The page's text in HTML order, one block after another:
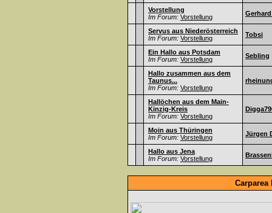
Vorstellung
Im Forum: Vorstellung Gerhard
Servus aus Niederösterreich
Im Forum: Vorstellung Tobsi
Ein Hallo aus Potsdam
Im Forum: Vorstellung Sebling
Hallo zusammen aus dem
Taunus...
Im Forum: Vorstellung
Hallöchen aus dem Main-
Kinzig-Kreis
Im Forum: Vorstellung
Moin aus Thüringen
Im Forum: Vorstellung Jürgen
Hallo aus Jena
Im Forum: Vorstellung